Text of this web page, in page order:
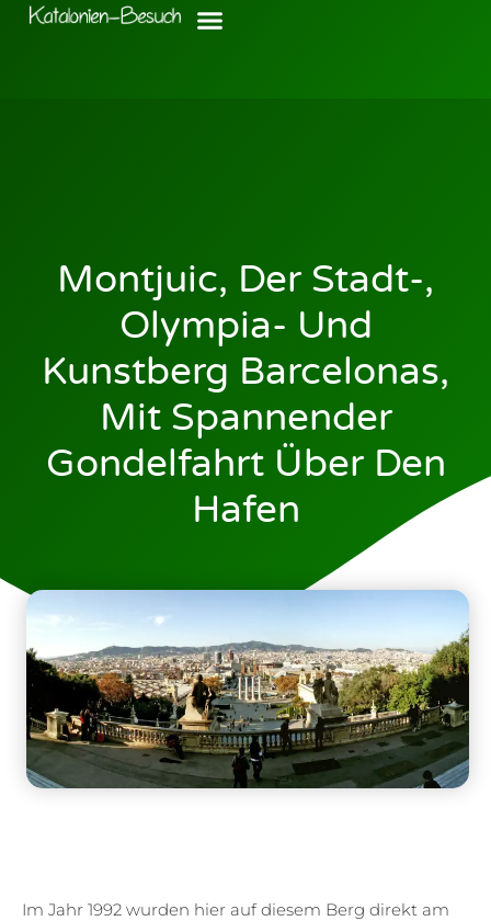
Montjuic, Der Stadt-,
Olympia- Und
Kunstberg Barcelonas,
Mit Spannender
Gondelfahrt Über Den
Hafen
Im Jahr 1992 wurden hier auf diesem Berg direkt am